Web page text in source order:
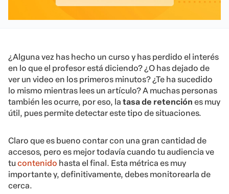
¿Alguna vez has hecho un curso y has perdido el interés
en lo que el profesor está diciendo? ¿O has dejado de
ver un video en los primeros minutos? ¿Te ha sucedido
lo mismo mientras lees un artículo? A muchas personas
también les ocurre, por eso, la tasa de retención es muy
útil, pues permite detectar este tipo de situaciones.
Claro que es bueno contar con una gran cantidad de
accesos, pero es mejor todavía cuando tu audiencia ve
tucontenido hasta el final. Esta métrica es muy
importante y, definitivamente, debes monitorearla de
cerca.